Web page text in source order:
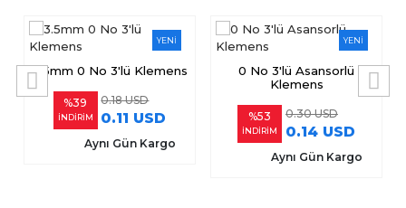
YENİ
3.5mm 0 No 3'lü Klemens
%39
İNDİRİM
0.18 USD
0.11 USD
Aynı Gün Kargo
YENİ
0 No 3'lü Asansorlü
Klemens
%53
İNDİRİM
0.30 USD
0.14 USD
Aynı Gün Kargo